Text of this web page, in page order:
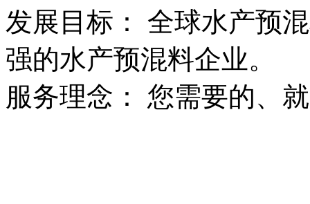
发展目标： 全球水产预
强的水产预混料企业。
服务理念： 您需要的、